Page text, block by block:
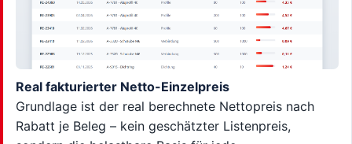
Real fakturierter Netto-Einzelpreis
Grundlage ist der real berechnete Nettopreis nach
Rabatt je Beleg – kein geschätzter Listenpreis,